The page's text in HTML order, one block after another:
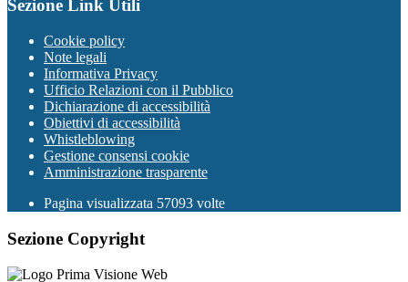
Sezione Link Utili
Cookie policy
Note legali
Informativa Privacy
Ufficio Relazioni con il Pubblico
Dichiarazione di accessibilità
Obiettivi di accessibilità
Whistleblowing
Gestione consensi cookie
Amministrazione trasparente
Pagina visualizzata 57093 volte
Sezione Copyright